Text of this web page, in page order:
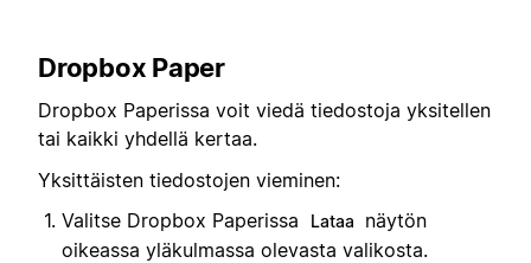
Dropbox Paper
Dropbox Paperissa voit viedä tiedostoja yksitellen
tai kaikki yhdellä kertaa.
Yksittäisten tiedostojen vieminen:
Valitse Dropbox Paperissa
Lataa
näytön
oikeassa yläkulmassa olevasta valikosta.